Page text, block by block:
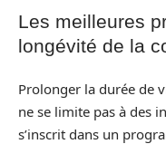
Les meilleures
longévité de la
Prolonger la durée de
ne se limite pas à des
s’inscrit dans un